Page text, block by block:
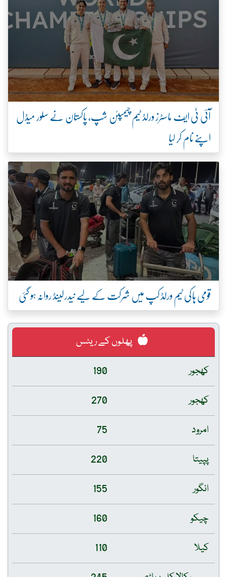
آئی ٹی ایف ماسٹرز ورلڈ ٹیم چیمپئن شپ، پاکستان نے سلور میڈل
اپنے نام کر لیا
قومی ہاکی ٹیم ورلڈ کپ میں شرکت کے لیے نیدرلینڈ روانہ ہو گئی
پھلوں کے ریٹس
کھجور
190
کھجور
270
امرود
75
پپیتا
220
انگور
155
چیکو
160
کیلا
110